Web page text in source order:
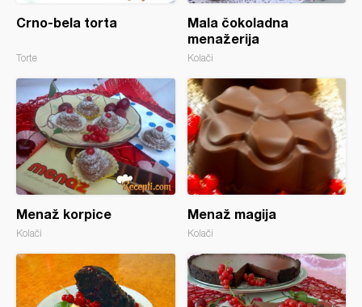
Crno-bela torta
Torte
Mala čokoladna
menažerija
Kolači
Menaž korpice
Kolači
Menaž magija
Kolači